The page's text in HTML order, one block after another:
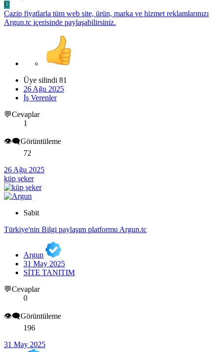
Ü
Cazip fiyatlarla tüm web site, ürün, marka ve hizmet reklamlarınızı
Argun.tc içerisinde paylaşabilirsiniz.
Üye silindi 81
26 Ağu 2025
İş Verenler
💬Cevaplar
1
👁️‍🗨️Görüntüleme
72
26 Ağu 2025
küp şeker
Sabit
Türkiye'nin Bilgi paylaşım platformu Argun.tc
Argun
31 May 2025
SİTE TANITIM
💬Cevaplar
0
👁️‍🗨️Görüntüleme
196
31 May 2025